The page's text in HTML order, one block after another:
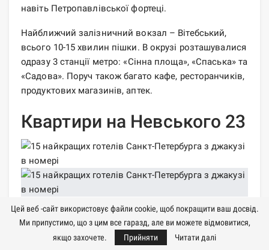
навіть Петропавлівської фортеці.
Найближчий залізничний вокзал – Вітебський,
всього 10-15 хвилин пішки. В окрузі розташувалися
одразу 3 станції метро: «Сінна площа», «Спаська» та
«Садова». Поруч також багато кафе, ресторанчиків,
продуктових магазинів, аптек.
Квартири на Невського 23
Витончені, вишукані, розкішні апартаменти з
гідромасажною ванною розташовані прямо на
Цей веб -сайт використовує файли cookie, щоб покращити ваш досвід.
Ми припустимо, що з цим все гаразд, але ви можете відмовитися,
якщо захочете.
Прийняти Читати далі